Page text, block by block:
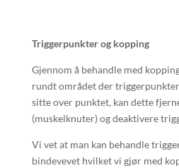
Triggerpunkter og kopping
Gjennom å behandle med
rundt området der
sitte over punktet, kan dette
(muskelknuter) og deaktivere
Vi vet at man kan behandle
bindevevet hvilket vi gjør med